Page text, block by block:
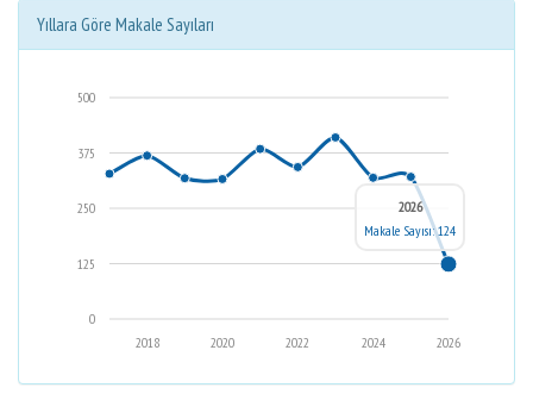
Yıllara Göre Makale Sayıları
0
125
250
375
500
2026
2024
2022
2020
2018
2026
Makale Sayısı: 124